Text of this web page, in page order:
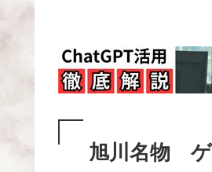
旭川名物 ゲ